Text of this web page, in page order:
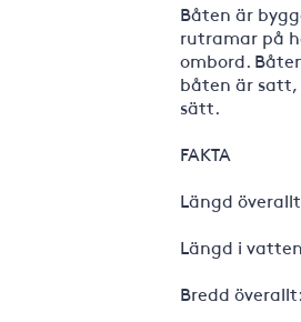
Båten är
rutramar på
ombord.
båten är
sätt.
FAKTA
Längd överallt
Längd i
Bredd